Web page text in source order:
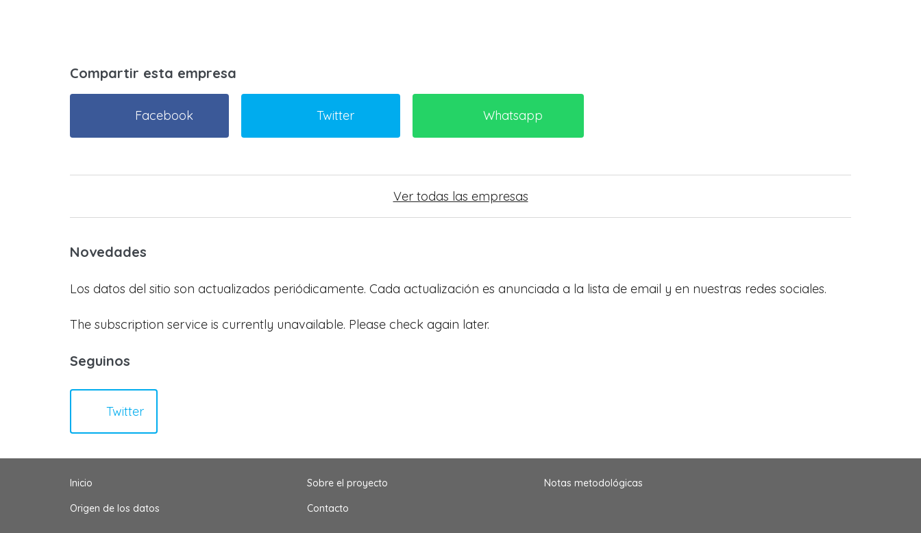
Compartir esta empresa
Facebook Twitter Whatsapp
Ver todas las empresas
Novedades
Los datos del sitio son actualizados periódicamente. Cada actualización es anunciada a la lista de email y en nuestras redes sociales.
The subscription service is currently unavailable. Please check again later.
Seguinos
Twitter
Inicio Sobre el proyecto Notas metodológicas
Origen de los datos Contacto